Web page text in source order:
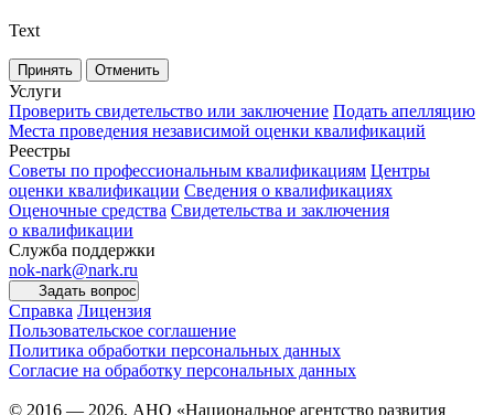
Text
Принять Отменить
Услуги
Проверить свидетельство или заключение Подать апелляцию
Места проведения независимой оценки квалификаций
Реестры
Советы по профессиональным квалификациям Центры
оценки квалификации Сведения о квалификациях
Оценочные средства Свидетельства и заключения
о квалификации
Служба поддержки
nok-nark@nark.ru
Задать вопрос
Справка Лицензия
Пользовательское соглашение
Политика обработки персональных данных
Согласие на обработку персональных данных
© 2016 — 2026, АНО «Национальное агентство развития